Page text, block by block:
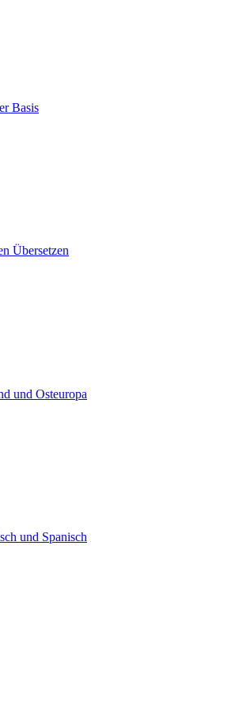
Basis
Übersetzen
und Osteuropa
und Spanisch